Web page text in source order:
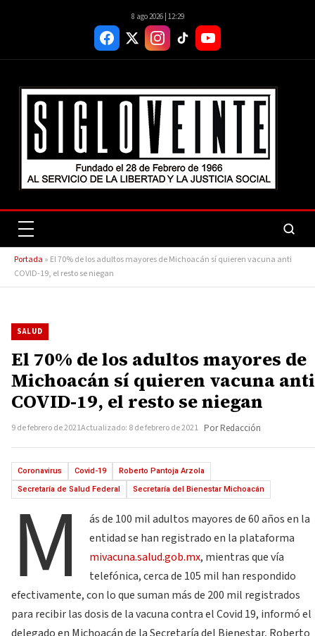
8 ago 2026 | 12:29
Portada » El 70% de los adultos mayores de Michoacán sí quieren vacuna anti
COVID-19, el resto se niegan
SALUD
El 70% de los adultos mayores de
Michoacán sí quieren vacuna anti
COVID-19, el resto se niegan
9 de febrero de 2021Actualizado: 8 de febrero de 2021 Por Redacción
Coronavirus Covid-19
Roberto Pantoja Arzola
Secretaría de Salud Federal
Secretaría del Bienestar Michoacán
M
ás de 100 mil adultos mayores de 60 años en la
entidad se han registrado en la plataforma
mivacuna.salud.gob.mx, mientras que vía
telefónica, cerca de 105 mil han respondido
efectivamente, con lo que suman más de 200 mil registrados
para recibir las dosis de la vacuna contra el Covid 19, informó el